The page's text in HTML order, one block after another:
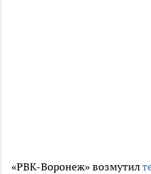
«РВК-Воронеж» возмутил